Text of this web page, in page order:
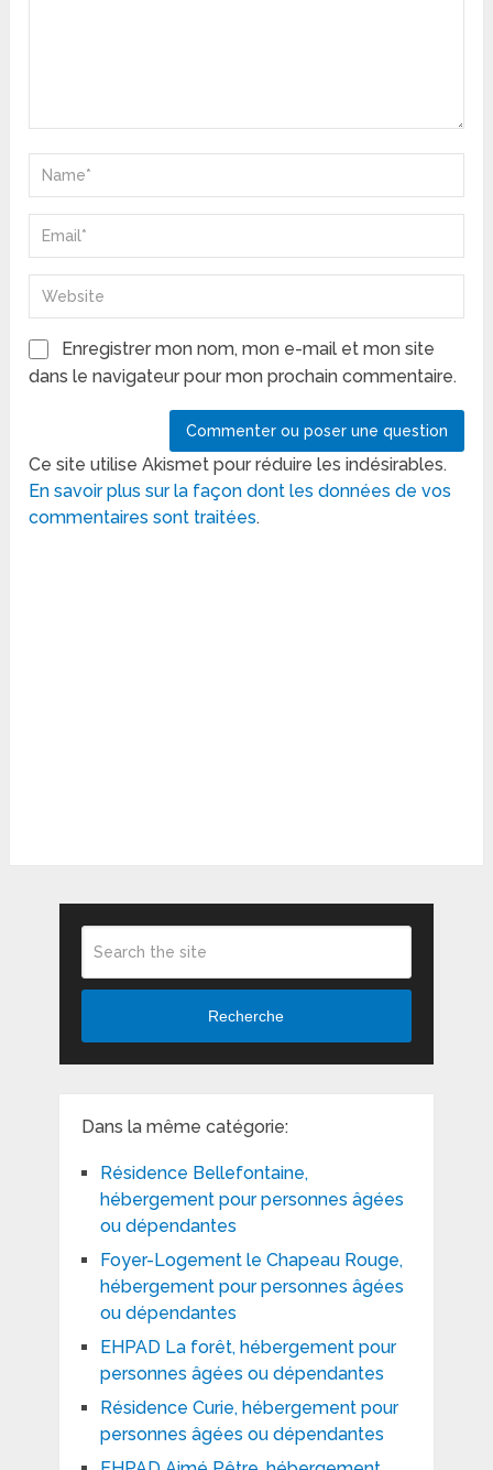
Enregistrer mon nom, mon e-mail et mon site
dans le navigateur pour mon prochain commentaire.
Ce site utilise Akismet pour réduire les indésirables.
En savoir plus sur la façon dont les données de vos
commentaires sont traitées.
Recherche
Dans la même catégorie:
Résidence Bellefontaine,
hébergement pour personnes âgées
ou dépendantes
Foyer-Logement le Chapeau Rouge,
hébergement pour personnes âgées
ou dépendantes
EHPAD La forêt, hébergement pour
personnes âgées ou dépendantes
Résidence Curie, hébergement pour
personnes âgées ou dépendantes